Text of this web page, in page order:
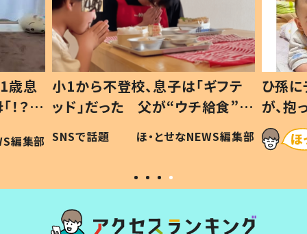
歳息
？」
編集部
小1から不登校、息子は「ギフテ
ッド」だった 父が“ウチ給食”を
作り続ける理由とは #令和の親
#令和の子
SNSで話題 ほ・とせなNEWS編集部
ひ孫
が、
「涙が
い」